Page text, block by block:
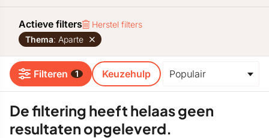
Actieve filters
Herstel filters
Thema: Aparte
Filteren 1 Keuzehulp
De filtering heeft helaas geen
resultaten opgeleverd.